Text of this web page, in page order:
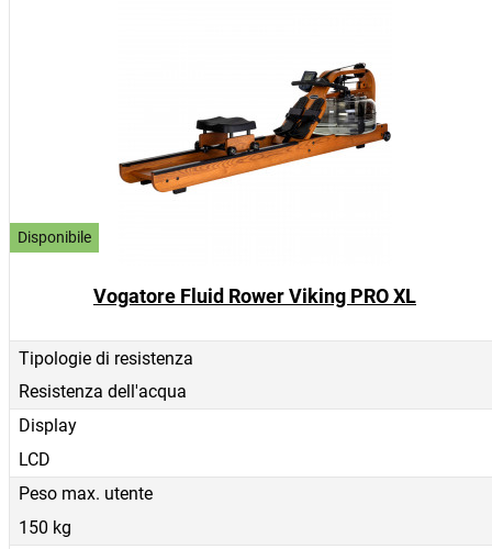
Disponibile
Vogatore Fluid Rower Viking PRO XL
Tipologie di resistenza
Resistenza dell'acqua
Display
LCD
Peso max. utente
150 kg